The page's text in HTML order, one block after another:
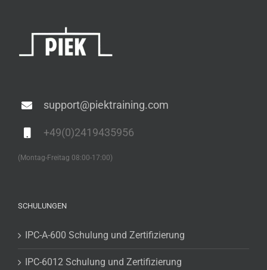
support@piektraining.com
+49(0)2419435956
(Montag-Freitag 08:00-17:00)
SCHULUNGEN
IPC-A-600 Schulung und Zertifizierung
IPC-6012 Schulung und Zertifizierung